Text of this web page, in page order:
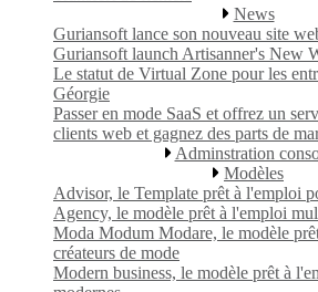
News
Guriansoft lance son nouveau site
Guriansoft launch Artisanner's New
Le statut de Virtual Zone pour les
Géorgie
Passer en mode SaaS et offrez un
clients web et gagnez des parts de
Adminstration
Modèles
Advisor, le Template prêt à l'emploi
Agency, le modèle prêt à l'emploi
Moda Modum Modare, le modèle
créateurs de mode
Modern business, le modèle prêt à